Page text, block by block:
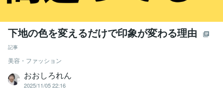
下地の色を変えるだけで印象が変わる理由
記事
美容・ファッション
おおしろれん
2025/11/05 22:16